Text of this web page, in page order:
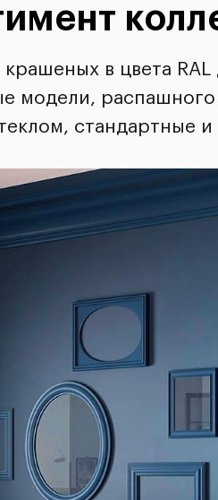
в цвета
модели,
стандартные